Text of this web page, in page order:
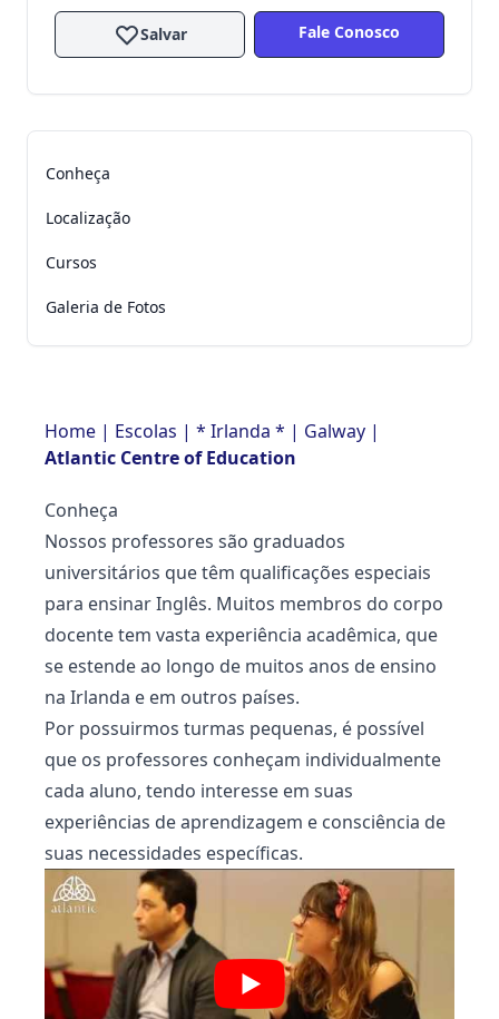
Salvar Fale Conosco
Conheça
Localização
Cursos
Galeria de Fotos
Home | Escolas | * Irlanda * | Galway |
Atlantic Centre of Education
Conheça
Nossos professores são graduados
universitários que têm qualificações especiais
para ensinar Inglês. Muitos membros do corpo
docente tem vasta experiência acadêmica, que
se estende ao longo de muitos anos de ensino
na Irlanda e em outros países.
Por possuirmos turmas pequenas, é possível
que os professores conheçam individualmente
cada aluno, tendo interesse em suas
experiências de aprendizagem e consciência de
suas necessidades específicas.